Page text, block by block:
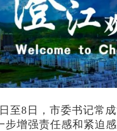
日至8 日，市委书记常
步增强责任感和紧迫